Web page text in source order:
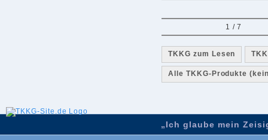
1 / 7
TKKG zum Lesen
Alle TKKG-Produkte
„Ich glaube mein